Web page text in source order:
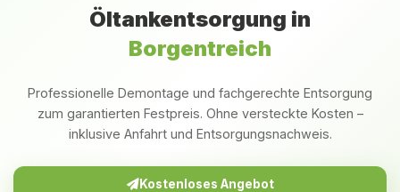
Öltankentsorgung in
Borgentreich
Professionelle Demontage und fachgerechte Entsorgung
zum garantierten Festpreis. Ohne versteckte Kosten –
inklusive Anfahrt und Entsorgungsnachweis.
Kostenloses Angebot